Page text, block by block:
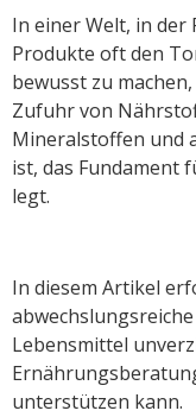
In einer Welt, in der
Produkte oft den
bewusst zu
Zufuhr von
Mineralstoffen und
ist, das Fundament
legt.
In diesem Artikel
Lebensmittel
unterstützen kann.